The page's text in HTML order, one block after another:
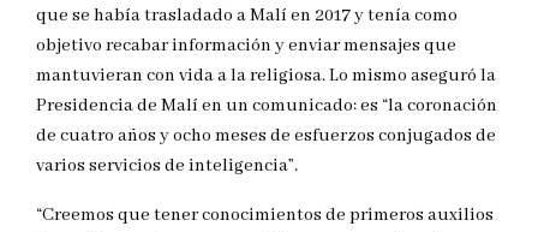
que se había trasladado a Malí en 2017 y tenía como
objetivo recabar información y enviar mensajes que
mantuvieran con vida a la religiosa. Lo mismo aseguró la
Presidencia de Malí en un comunicado: es “la coronación
de cuatro años y ocho meses de esfuerzos conjugados de
varios servicios de inteligencia”.
“Creemos que tener conocimientos de primeros auxilios